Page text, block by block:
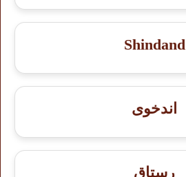
Shindand
اندخوى
رستاق